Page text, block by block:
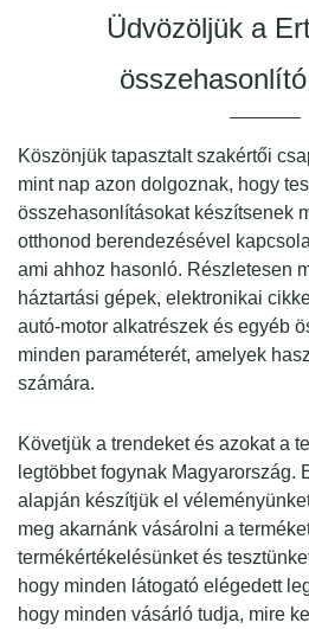
Üdvözöljük a
Köszönjük tapasztalt szakértői
mint nap azon dolgoznak, hogy
összehasonlításokat készítsenek
otthonod berendezésével
ami ahhoz hasonló. Részletesen
háztartási gépek, elektronikai
autó-motor alkatrészek és egyéb
minden paraméterét, amelyek
számára.
Követjük a trendeket és azokat a
legtöbbet fogynak Magyarország.
alapján készítjük el
meg akarnánk vásárolni a
termékértékelésünket és
hogy minden látogató elégedett
hogy minden vásárló tudja, mire